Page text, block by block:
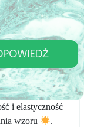
do
użyciu formy
dekoracji do
i
z wysokiej
i elastyczność
wzoru
.